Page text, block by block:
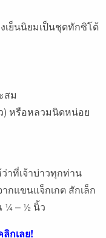
ย็นนิยมเป็นชุดทักซิโด้
สม
) หรือหลวมนิดหน่อย
าที่เจ้าบ่าวทุกท่าน
กแขนแจ็กเกต สักเล็ก
¼ – ½ นิ้ว
กเลย!